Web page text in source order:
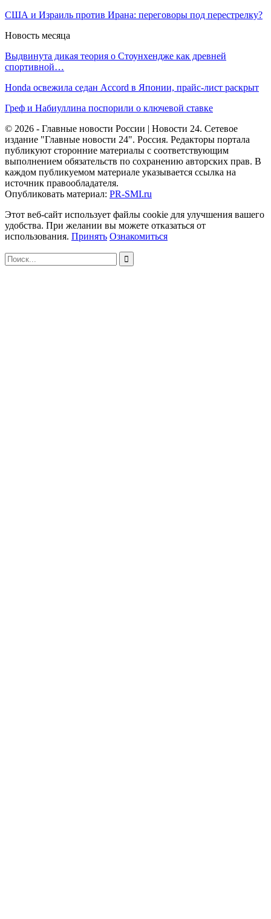
США и Израиль против Ирана: переговоры под перестрелку?
Новость месяца
Выдвинута дикая теория о Стоунхендже как древней
спортивной…
Honda освежила седан Accord в Японии, прайс-лист раскрыт
Греф и Набиуллина поспорили о ключевой ставке
© 2026 - Главные новости России | Новости 24. Сетевое
издание "Главные новости 24". Россия. Редакторы портала
публикуют сторонние материалы с соответствующим
выполнением обязательств по сохранению авторских прав. В
каждом публикуемом материале указывается ссылка на
источник правообладателя.
Опубликовать материал: PR-SMI.ru
Этот веб-сайт использует файлы cookie для улучшения вашего
удобства. При желании вы можете отказаться от
использования. Принять Ознакомиться